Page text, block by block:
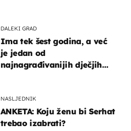
DALEKI GRAD
Ima tek šest godina, a već
je jedan od
najnagrađivanijih dječjih
NASLJEDNIK
ANKETA: Koju ženu bi Serhat
trebao izabrati?